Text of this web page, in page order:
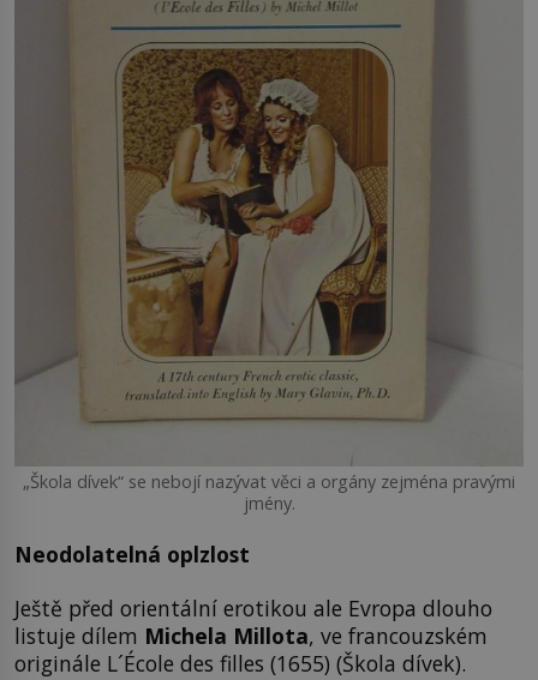
„Škola dívek“ se nebojí nazývat věci a orgány zejména pravými
jmény.
Neodolatelná oplzlost
Ještě před orientální erotikou ale Evropa dlouho
listuje dílem Michela Millota, ve francouzském
originále L´École des filles (1655) (Škola dívek).